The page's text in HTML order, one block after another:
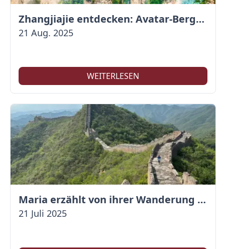
Zhangjiajie entdecken: Avatar-Berge & Altstadt von Fenghuang
21 Aug. 2025
WEITERLESEN
Maria erzählt von ihrer Wanderung auf der Großen Mauer
21 Juli 2025